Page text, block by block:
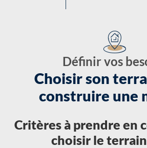
Définir vos
Choisir son
construire une
Critères à prendre en
choisir le